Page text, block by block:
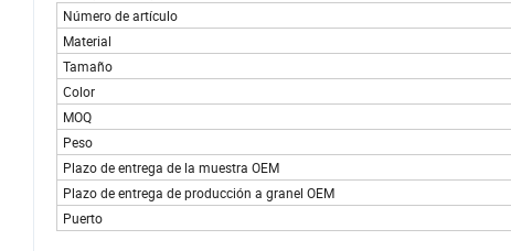
Número de artículo
Material
Tamaño
Color
MOQ
Peso
Plazo de entrega de la muestra OEM
Plazo de entrega de producción a granel OEM
Puerto